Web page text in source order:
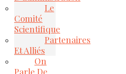
Le
Comité
Scientifique
Partenaires
Et Alliés
On
Parle De